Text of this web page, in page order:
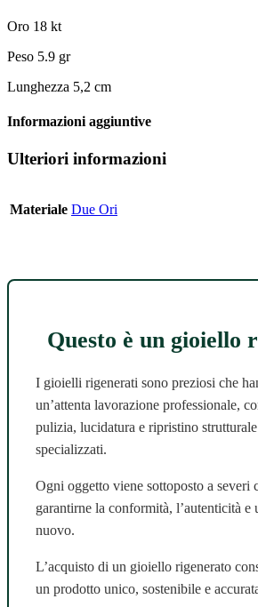
Oro 18 kt
Peso 5.9 gr
Lunghezza 5,2 cm
Informazioni aggiuntive
Ulteriori informazioni
Materiale Due Ori
Questo è un gioiello
I gioielli rigenerati sono preziosi che
un’attenta lavorazione professionale,
pulizia, lucidatura e ripristino
specializzati.
Ogni oggetto viene sottoposto a severi
garantirne la conformità, l’autenticità e
nuovo.
L’acquisto di un gioiello rigenerato
un prodotto unico, sostenibile e